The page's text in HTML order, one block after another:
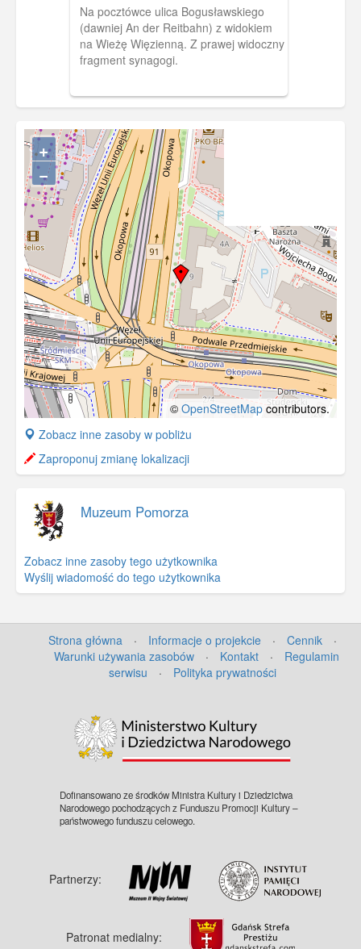
Na pocztówce ulica Bogusławskiego
(dawniej An der Reitbahn) z widokiem
na Wieżę Więzienną. Z prawej widoczny
fragment synagogi.
+
−
© OpenStreetMapcontributors.
+
−
Zobacz inne zasoby w pobliżu
Zaproponuj zmianę lokalizacji
Muzeum Pomorza
Zobacz inne zasoby tego użytkownika
Wyślij wiadomość do tego użytkownika
Strona główna · Informacje o projekcie · Cennik
·
Warunki używania zasobów
· Kontakt ·
Regulamin
serwisu
· Polityka prywatności
Dofinansowano ze środków Ministra Kultury i Dziedzictwa
Narodowego pochodzących z Funduszu Promocji Kultury –
państwowego funduszu celowego.
Partnerzy:
Patronat medialny: